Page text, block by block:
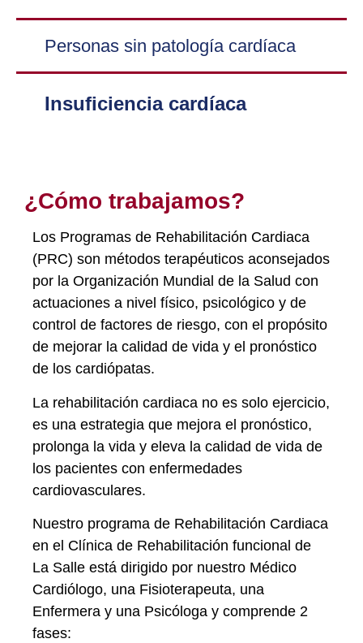
Personas sin patología cardíaca
Insuficiencia cardíaca
¿Cómo trabajamos?
Los Programas de Rehabilitación Cardiaca
(PRC) son métodos terapéuticos aconsejados
por la Organización Mundial de la Salud con
actuaciones a nivel físico, psicológico y de
control de factores de riesgo, con el propósito
de mejorar la calidad de vida y el pronóstico
de los cardiópatas.
La rehabilitación cardiaca no es solo ejercicio,
es una estrategia que mejora el pronóstico,
prolonga la vida y eleva la calidad de vida de
los pacientes con enfermedades
cardiovasculares.
Nuestro programa de Rehabilitación Cardiaca
en el Clínica de Rehabilitación funcional de
La Salle está dirigido por nuestro Médico
Cardiólogo, una Fisioterapeuta, una
Enfermera y una Psicóloga y comprende 2
fases: